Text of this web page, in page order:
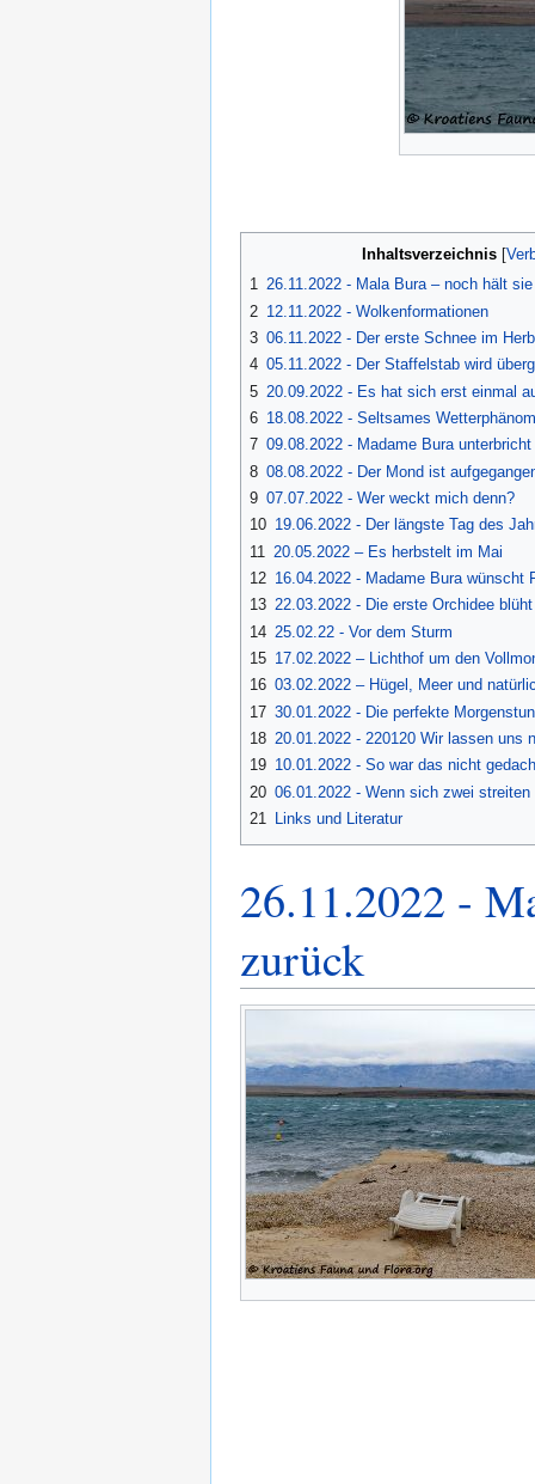
Inhaltsverzeichnis
1 26.11.2022 - Mala Bura – noch hält
2 12.11.2022 - Wolkenformationen
3 06.11.2022 - Der erste Schnee im
4 05.11.2022 - Der Staffelstab wird
5 20.09.2022 - Es hat sich erst einmal
6 18.08.2022 - Seltsames
7 09.08.2022 - Madame Bura
8 08.08.2022 - Der Mond ist
9 07.07.2022 - Wer weckt mich denn?
10 19.06.2022 - Der längste Tag des
11
20.05.2022 – Es herbstelt im Mai
12 16.04.2022 - Madame Bura wünscht
13 22.03.2022 - Die erste Orchidee blüht
14 25.02.22 - Vor dem Sturm
15 17.02.2022 – Lichthof um den
16 03.02.2022 – Hügel, Meer und
17 30.01.2022 - Die perfekte
18 20.01.2022 - 220120 Wir lassen uns
19 10.01.2022 - So war das nicht
20 06.01.2022 - Wenn sich zwei streiten
21 Links und Literatur
26.11.2022 -
zurück